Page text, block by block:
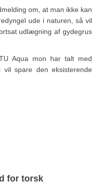
om, at man ikke kan
ude i naturen, så vil
udlægning af gydegrus
Aqua mon har talt med
spare den eksisterende
for torsk